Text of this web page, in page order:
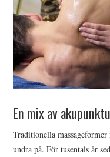
En mix av
Traditionella
undra på. För tusentals år